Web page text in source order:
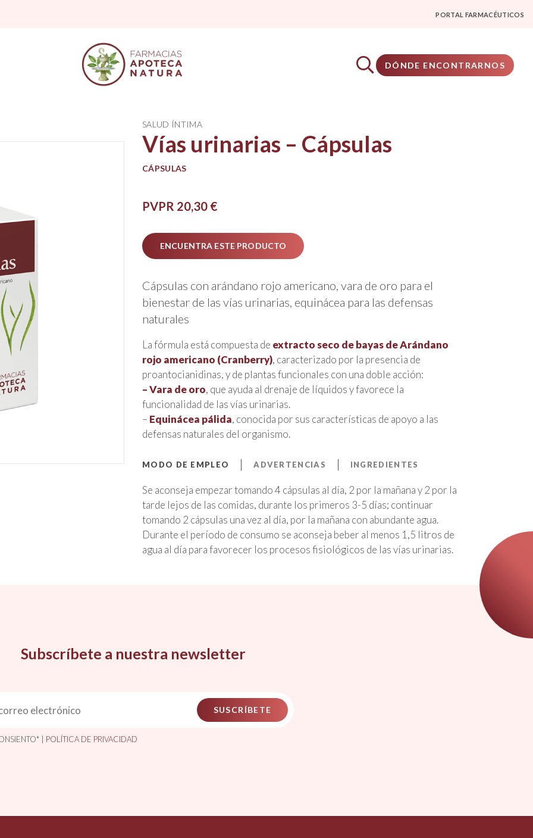
PORTAL FARMACÉUTICOS
DÓNDE ENCONTRARNOS
SALUD ÍNTIMA
Vías urinarias – Cápsulas
CÁPSULAS
PVPR 20,30 €
ENCUENTRA ESTE PRODUCTO
Cápsulas con arándano rojo americano, vara de oro para el
bienestar de las vías urinarias, equinácea para las defensas
naturales
La fórmula está compuesta de extracto seco de bayas de Arándano
rojo americano (Cranberry), caracterizado por la presencia de
proantocianidinas, y de plantas funcionales con una doble acción:
– Vara de oro, que ayuda al drenaje de líquidos y favorece la
funcionalidad de las vías urinarias.
– Equinácea pálida, conocida por sus características de apoyo a las
defensas naturales del organismo.
MODO DE EMPLEO ADVERTENCIAS INGREDIENTES
Se aconseja empezar tomando 4 cápsulas al día, 2 por la mañana y 2 por la
tarde lejos de las comidas, durante los primeros 3-5 días; continuar
tomando 2 cápsulas una vez al día, por la mañana con abundante agua.
Durante el período de consumo se aconseja beber al menos 1,5 litros de
agua al día para favorecer los procesos fisiológicos de las vías urinarias.
Subscríbete a nuestra newsletter
SUSCRÍBETE
| POLÍTICA DE PRIVACIDAD